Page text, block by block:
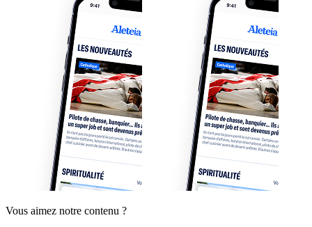
Vous aimez notre contenu ?